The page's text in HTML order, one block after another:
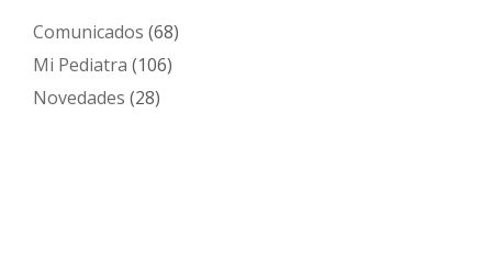
Comunicados (68)
Mi Pediatra (106)
Novedades (28)